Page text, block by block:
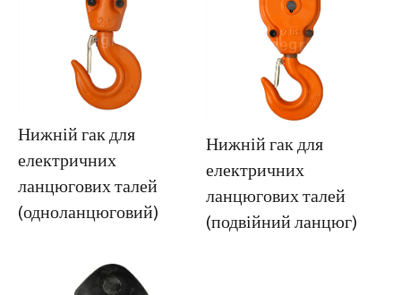
Проекти
Нижній гак для
електричних
ланцюгових талей
(одноланцюговий)
Нижній гак для
електричних
ланцюгових талей
(подвійний ланцюг)